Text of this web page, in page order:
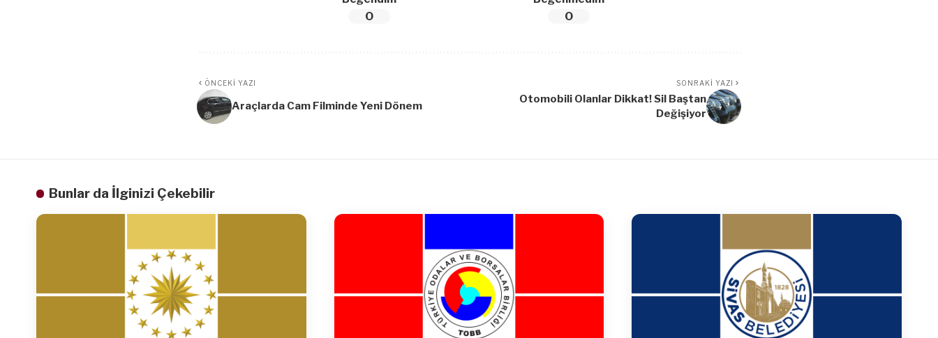
0 0
ÖNCEKI YAZI
Araçlarda Cam Filminde Yeni Dönem
SONRAKI YAZI
Otomobili Olanlar Dikkat! Sil Baştan
Değişiyor
Bunlar da İlginizi Çekebilir